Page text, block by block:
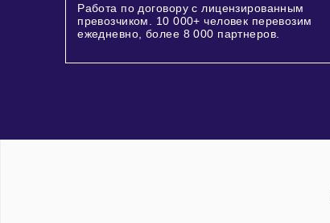
Работа по договору с лицензированным
превозчиком. 10 000+ человек перевозим
ежедневно, более 8 000 партнеров.